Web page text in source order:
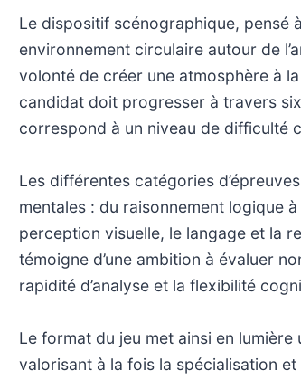
Le dispositif scénographique, pensé
environnement circulaire autour de
volonté de créer une atmosphère à
candidat doit progresser à travers
correspond à un niveau de difficulté
Les différentes catégories
mentales : du raisonnement logique
perception visuelle, le langage et la
témoigne d’une ambition à évaluer
rapidité d’analyse et la flexibilité
Le format du jeu met ainsi en
valorisant à la fois la spécialisation